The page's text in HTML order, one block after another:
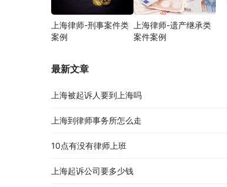
上海律师-刑事案件类
案例
上海律师-遗产继承类
案件案例
最新文章
上海被起诉人要到上海吗
上海到律师事务所怎么走
10点有没有律师上班
上海起诉公司要多少钱